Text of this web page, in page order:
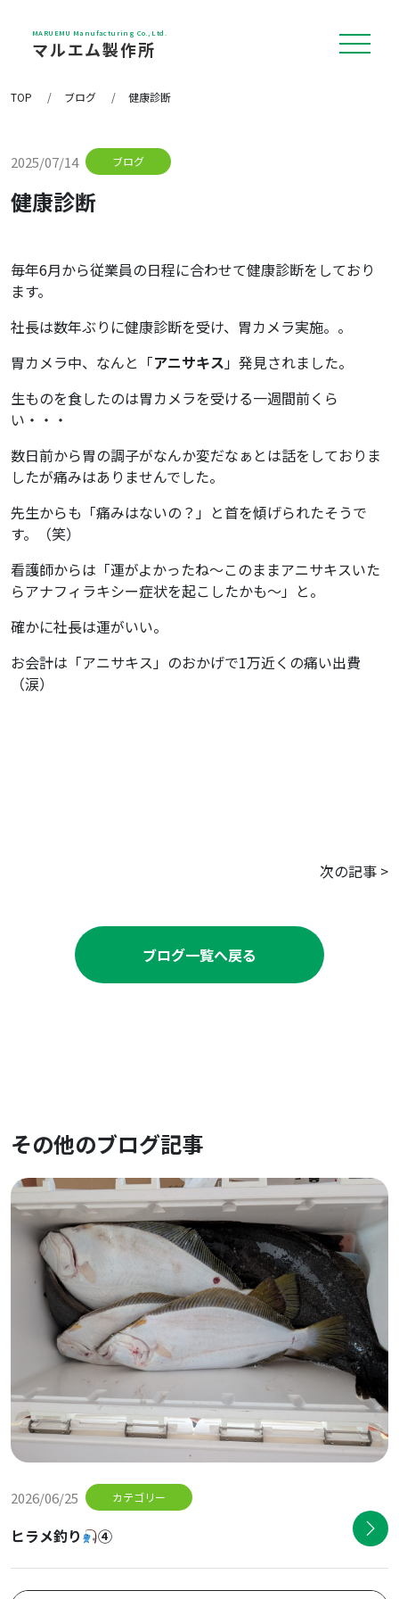
事業内容
制作実績
ブログ
MARUEMU Manufacturing Co., Ltd.
マルエム製作所
TOP ブログ 健康診断
2025/07/14 ブログ
健康診断
毎年6月から従業員の日程に合わせて健康診断をしており
ます。
社長は数年ぶりに健康診断を受け、胃カメラ実施。。
胃カメラ中、なんと「アニサキス」発見されました。
生ものを食したのは胃カメラを受ける一週間前くら
い・・・
数日前から胃の調子がなんか変だなぁとは話をしておりま
したが痛みはありませんでした。
先生からも「痛みはないの？」と首を傾げられたそうで
す。（笑）
看護師からは「運がよかったね～このままアニサキスいた
らアナフィラキシー症状を起こしたかも～」と。
確かに社長は運がいい。
お会計は「アニサキス」のおかげで1万近くの痛い出費
（涙）
ブログ一覧へ戻る
次の記事 >
その他のブログ記事
2026/06/25 カテゴリー
ヒラメ釣り ④